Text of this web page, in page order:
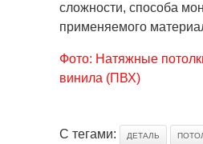
сложности, способа
применяемого
Фото: Натяжные
винила (ПВХ)
С тегами: ДЕТАЛЬ